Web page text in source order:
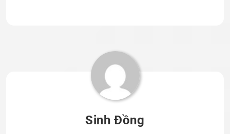
Sinh Đồng